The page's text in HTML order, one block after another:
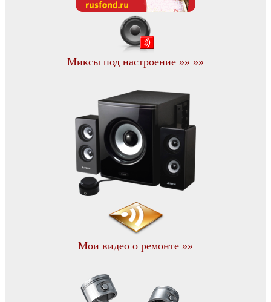
Миксы под настроение »» »»
Мои видео о ремонте »»